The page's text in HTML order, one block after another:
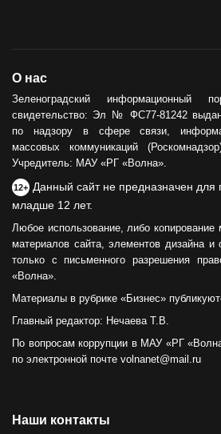
О нас
Зеленоградский информационный
свидетельство: Эл № ФС77-81242
по надзору в сфере связи,
массовых коммуникаций
Учредитель: МАУ «РГ «Волна».
12+ Данный сайт не предназначен для
младше 12 лет.
Любое использование, либо копирование
материалов сайта, элементов дизайна и
только с письменного разрешения
«Волна».
Материалы в рубрике «Бизнес»
Главный редактор: Нечаева Т.В.
По вопросам коррупции в МАУ «РГ
по электронной почте volnanet@mail.ru
Наши контакты